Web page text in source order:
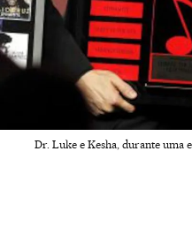
Dr. Luke e Kesha, durante uma